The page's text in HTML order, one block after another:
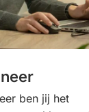
ben jij het